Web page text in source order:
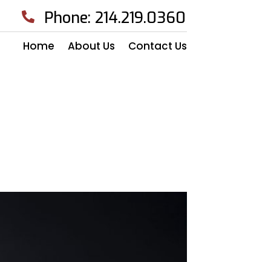
 Phone: 214.219.0360
Home About Us Contact Us